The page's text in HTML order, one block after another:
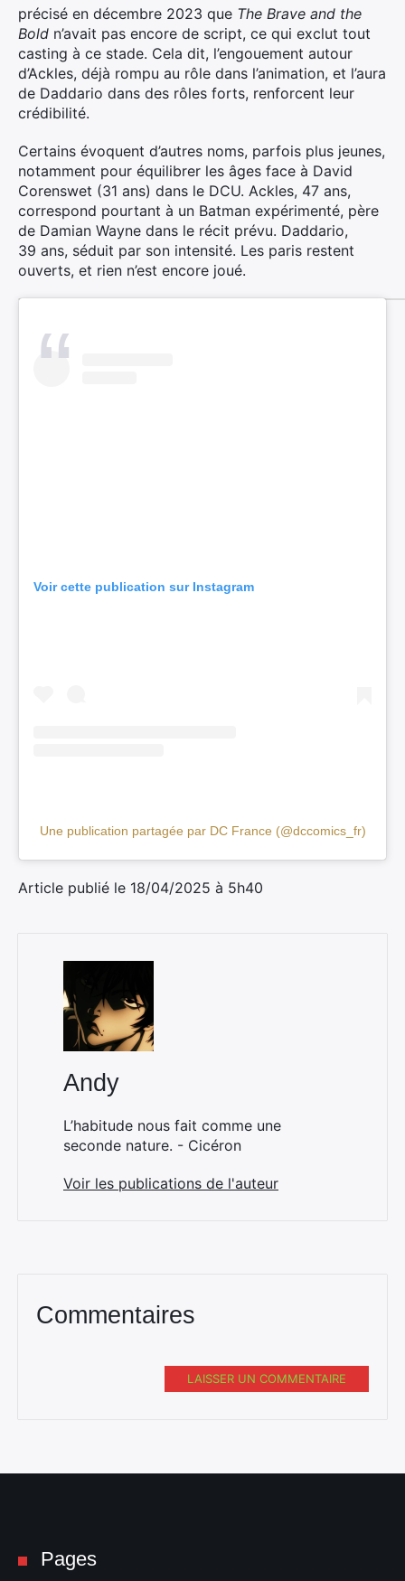
précisé en décembre 2023 que The Brave and the
Bold n’avait pas encore de script, ce qui exclut tout
casting à ce stade. Cela dit, l’engouement autour
d’Ackles, déjà rompu au rôle dans l’animation, et l’aura
de Daddario dans des rôles forts, renforcent leur
crédibilité.
Certains évoquent d’autres noms, parfois plus jeunes,
notamment pour équilibrer les âges face à David
Corenswet (31 ans) dans le DCU. Ackles, 47 ans,
correspond pourtant à un Batman expérimenté, père
de Damian Wayne dans le récit prévu. Daddario,
39 ans, séduit par son intensité. Les paris restent
ouverts, et rien n’est encore joué.
Voir cette publication sur Instagram
Une publication partagée par DC France (@dccomics_fr)
Article publié le 18/04/2025 à 5h40
Andy
L’habitude nous fait comme une
seconde nature. - Cicéron
Voir les publications de l'auteur
Commentaires
LAISSER UN COMMENTAIRE
Pages
×
Rechercher
: